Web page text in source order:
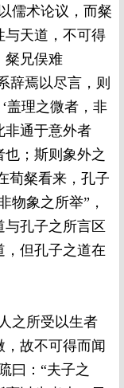
儒术论议，而粲
与天道，不可得
粲兄俣难
辞焉以尽言，则
盖理之微者，非
非通于意外者
；斯则象外之
荀粲看来，孔子
物象之所举”，
孔子之所言区
，但孔子之道在
之所受以生者
故不可得而闻
曰：“夫子之